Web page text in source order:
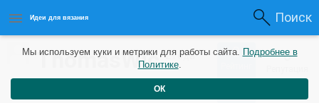
Идеи для вязания Поиск
ThomasWic2 года 0 0
Мы используем куки и метрики для работы сайта. Подробнее в
Политике.
ОК